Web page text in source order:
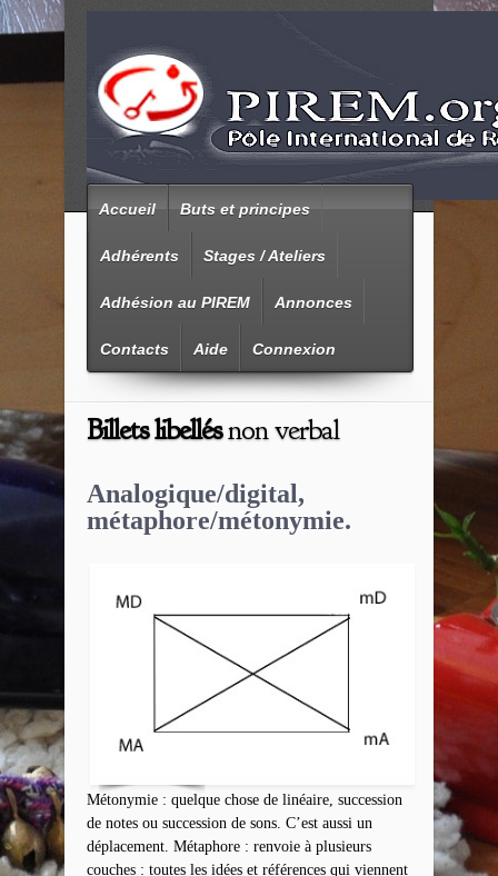
Accueil Buts et principes
Adhérents Stages / Ateliers
Adhésion au PIREM Annonces
Contacts Aide Connexion
Billets libellésnon verbal
Analogique/digital,
métaphore/métonymie.
Métonymie : quelque chose de linéaire, succession
de notes ou succession de sons. C’est aussi un
déplacement. Métaphore : renvoie à plusieurs
couches : toutes les idées et références qui viennent